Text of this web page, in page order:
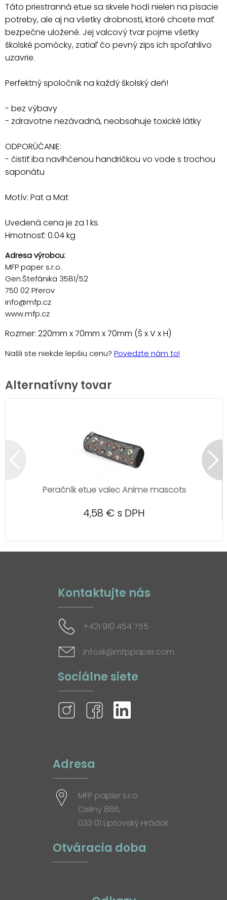
Táto priestranná etue sa skvele hodí nielen na písacie
potreby, ale aj na všetky drobnosti, ktoré chcete mať
bezpečne uložené. Jej valcový tvar pojme všetky
školské pomôcky, zatiaľ čo pevný zips ich spoľahlivo
uzavrie.
Perfektný spoločník na každý školský deň!
- bez výbavy
- zdravotne nezávadná, neobsahuje toxické látky
ODPORÚČANIE:
- čistiť iba navlhčenou handričkou vo vode s trochou
saponátu
Motív: Pat a Mat
Uvedená cena je za 1 ks.
Hmotnosť: 0.04 kg
Adresa výrobcu:
MFP paper s.r.o.
Gen.Štefánika 3581/52
750 02 Přerov
info@mfp.cz
www.mfp.cz
Rozmer: 220mm x 70mm x 70mm (Š x V x H)
Našli ste niekde lepšiu cenu? Povedzte nám to!
Alternatívny tovar
Peračník etue valec Anime mascots
4,58 € s DPH
Kontaktujte nás
+421 910 454 755
infosk@mfppaper.com
Sociálne siete
Adresa
MFP papier s.r.o.
Celiny 866,
033 01 Liptovský Hrádok
Otváracia doba